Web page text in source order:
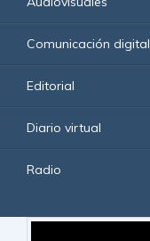
Comunicación digital
Editorial
Diario virtual
Radio